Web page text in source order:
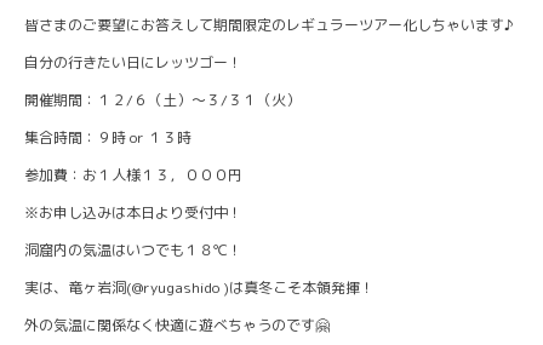
皆さまのご要望にお答えして期間限定のレギュラーツアー化しちゃいます♪
自分の行きたい日にレッツゴー！
開催期間：１２/６（土）〜３/３１（火）
集合時間：９時 or １３時
参加費：お１人様１３，０００円
※お申し込みは本日より受付中！
洞窟内の気温はいつでも１８℃！
実は、竜ヶ岩洞(@ryugashido )は真冬こそ本領発揮！
外の気温に関係なく快適に遊べちゃうのです🤗